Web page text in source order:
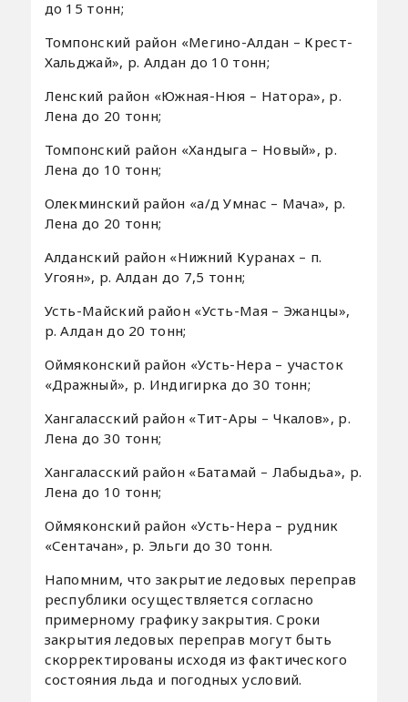
до 15 тонн;
Томпонский район «Мегино-Алдан – Крест-
Хальджай», р. Алдан до 10 тонн;
Ленский район «Южная-Нюя – Натора», р.
Лена до 20 тонн;
Томпонский район «Хандыга – Новый», р.
Лена до 10 тонн;
Олекминский район «а/д Умнас – Мача», р.
Лена до 20 тонн;
Алданский район «Нижний Куранах – п.
Угоян», р. Алдан до 7,5 тонн;
Усть-Майский район «Усть-Мая – Эжанцы»,
р. Алдан до 20 тонн;
Оймяконский район «Усть-Нера – участок
«Дражный», р. Индигирка до 30 тонн;
Хангаласский район «Тит-Ары – Чкалов», р.
Лена до 30 тонн;
Хангаласский район «Батамай – Лабыдьа», р.
Лена до 10 тонн;
Оймяконский район «Усть-Нера – рудник
«Сентачан», р. Эльги до 30 тонн.
Напомним, что закрытие ледовых переправ
республики осуществляется согласно
примерному графику закрытия. Сроки
закрытия ледовых переправ могут быть
скорректированы исходя из фактического
состояния льда и погодных условий.